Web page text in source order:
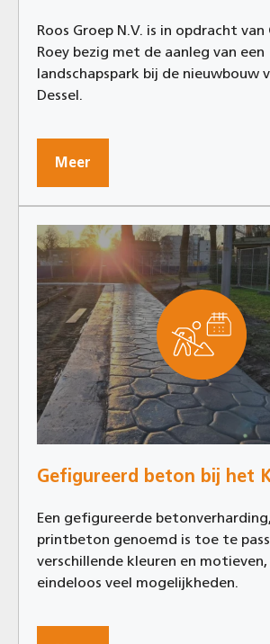
Roos Groep N.V. is in opdracht van
Roey bezig met de aanleg van een
landschapspark bij de nieuwbouw
Dessel.
Meer
Een gefigureerde
printbeton genoemd is toe te
verschillende kleuren en motieven,
eindeloos veel mogelijkheden.